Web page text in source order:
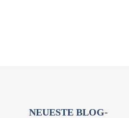
NEUESTE BLOG-